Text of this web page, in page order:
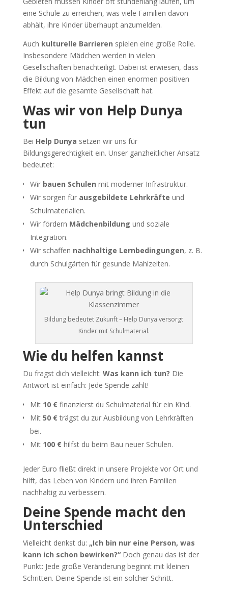
eine Schule zu erreichen, was viele Familien davon
abhält, ihre Kinder überhaupt anzumelden.
Auch kulturelle Barrieren spielen eine große Rolle.
Insbesondere Mädchen werden in vielen
Gesellschaften benachteiligt. Dabei ist erwiesen, dass
die Bildung von Mädchen einen enormen positiven
Effekt auf die gesamte Gesellschaft hat.
Was wir von Help Dunya
tun
Bei Help Dunya setzen wir uns für
Bildungsgerechtigkeit ein. Unser ganzheitlicher Ansatz
bedeutet:
Wir bauen Schulen mit moderner Infrastruktur.
Wir sorgen für ausgebildete Lehrkräfte und
Schulmaterialien.
Wir fördern Mädchenbildung und soziale
Integration.
Wir schaffen nachhaltige Lernbedingungen, z. B.
durch Schulgärten für gesunde Mahlzeiten.
Bildung bedeutet Zukunft – Help Dunya versorgt
Kinder mit Schulmaterial.
Wie du helfen kannst
Du fragst dich vielleicht: Was kann ich tun? Die
Antwort ist einfach: Jede Spende zählt!
Mit 10 €finanzierst du Schulmaterial für ein Kind.
Mit 50 €trägst du zur Ausbildung von Lehrkräften
bei.
Mit 100 €hilfst du beim Bau neuer Schulen.
Jeder Euro fließt direkt in unsere Projekte vor Ort und
hilft, das Leben von Kindern und ihren Familien
nachhaltig zu verbessern.
Deine Spende macht den
Unterschied
Vielleicht denkst du: „Ich bin nur eine Person, was
kann ich schon bewirken?“Doch genau das ist der
Punkt: Jede große Veränderung beginnt mit kleinen
Schritten. Deine Spende ist ein solcher Schritt.